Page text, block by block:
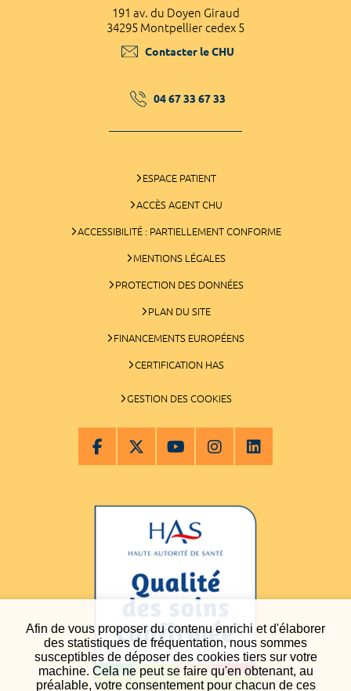
Afin de vous proposer du contenu enrichi et d'élaborer
des statistiques de fréquentation, nous sommes
susceptibles de déposer des cookies tiers sur votre
machine. Cela ne peut se faire qu'en obtenant, au
préalable, votre consentement pour chacun de ces
191 av. du Doyen Giraud
34295 Montpellier cedex 5
Contacter le CHU
04 67 33 67 33
ESPACE PATIENT
ACCÈS AGENT CHU
ACCESSIBILITÉ : PARTIELLEMENT CONFORME
MENTIONS LÉGALES
PROTECTION DES DONNÉES
PLAN DU SITE
FINANCEMENTS EUROPÉENS
CERTIFICATION HAS
GESTION DES COOKIES